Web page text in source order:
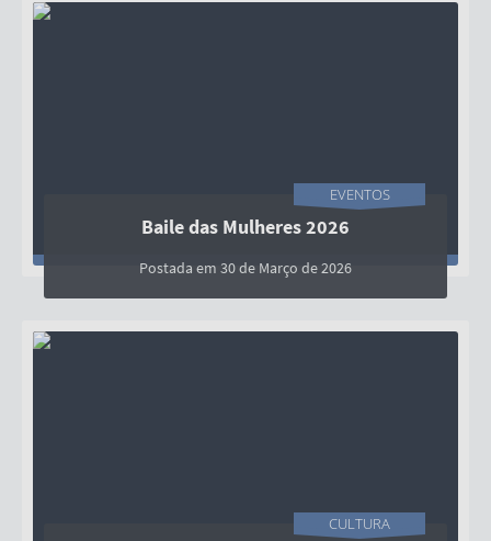
Baile das Mulheres 2026
Postada em 30 de Março de 2026
EVENTOS
CULTURA